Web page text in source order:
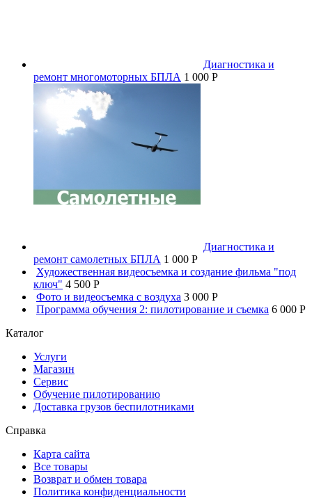
Диагностика и
ремонт многомоторных БПЛА 1 000 P
Диагностика и
ремонт самолетных БПЛА 1 000 P
Художественная видеосъемка и создание фильма "под
ключ" 4 500 P
Фото и видеосъемка с воздуха 3 000 P
Программа обучения 2: пилотирование и съемка 6 000 P
Каталог
Услуги
Магазин
Сервис
Обучение пилотированию
Доставка грузов беспилотниками
Справка
Карта сайта
Все товары
Возврат и обмен товара
Политика конфиденциальности